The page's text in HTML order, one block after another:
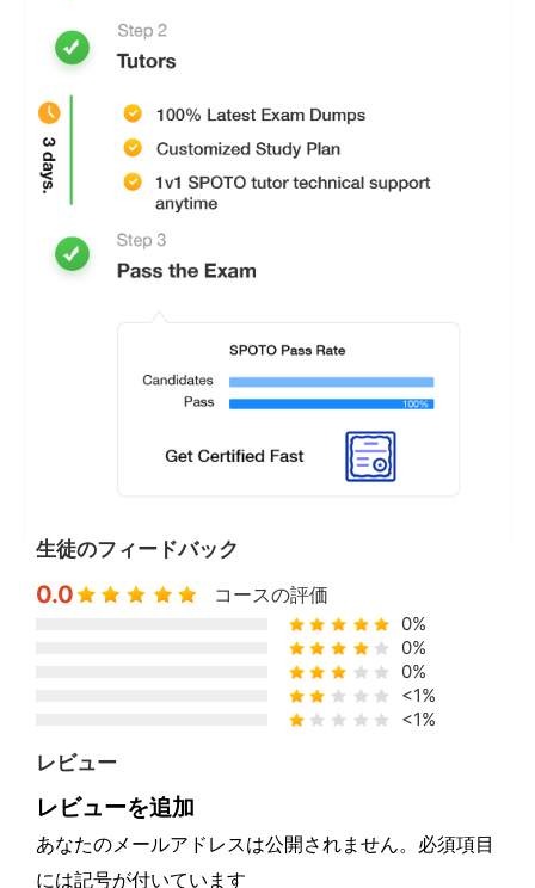
生徒のフィードバック
0.0 コースの評価
0%
0%
0%
<1%
<1%
レビュー
レビューを追加
あなたのメールアドレスは公開されません。必須項目
には記号が付いています